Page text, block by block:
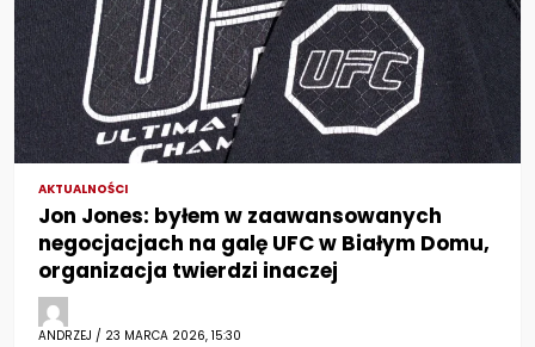
AKTUALNOŚCI
Jon Jones: byłem w zaawansowanych
negocjacjach na galę UFC w Białym Domu,
organizacja twierdzi inaczej
ANDRZEJ / 23 MARCA 2026, 15:30